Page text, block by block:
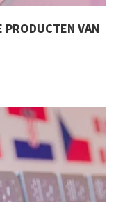
PRODUCTEN VAN